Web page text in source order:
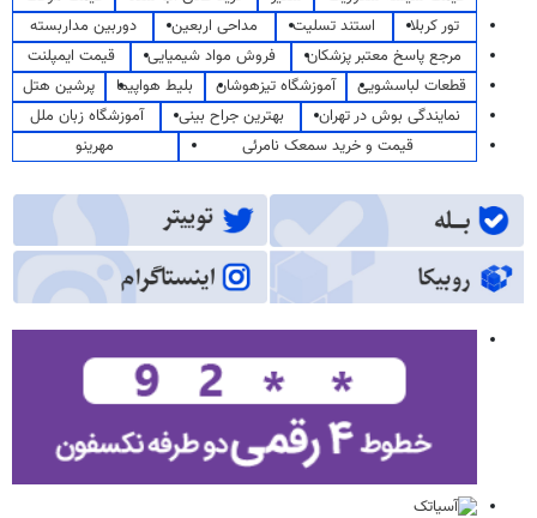
تور کربلا
استند تسلیت مداحی اربعین
دوربین مداربسته
مرجع پاسخ معتبر پزشکان
فروش مواد شیمیایی
قیمت ایمپلنت
قطعات لباسشویی
آموزشگاه تیزهوشان بلیط هواپیما
پرشین هتل
نمایندگی بوش در تهران
بهترین جراح بینی
آموزشگاه زبان ملل
قیمت و خرید سمعک نامرئی
مهرینو